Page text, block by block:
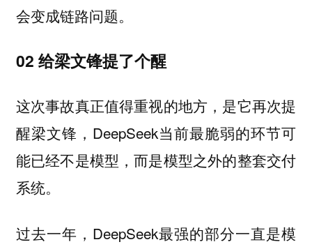
会变成链路问题。
02 给梁文锋提了个醒
这次事故真正值得重视的地方，是它再次提
醒梁文锋，DeepSeek当前最脆弱的环节可
能已经不是模型，而是模型之外的整套交付
系统。
过去一年，DeepSeek最强的部分一直是模